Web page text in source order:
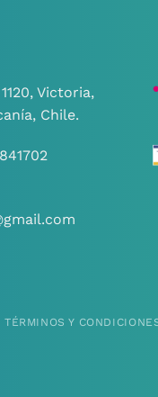
Victoria,
Chile.
TÉRMINOS Y